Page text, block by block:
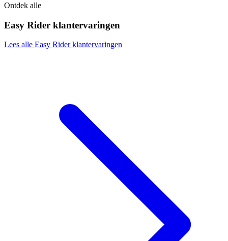
Ontdek alle
Easy Rider klantervaringen
Lees alle Easy Rider klantervaringen